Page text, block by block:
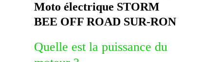
Moto électrique STORM
BEE OFF ROAD SUR-RON
Quelle est la puissance du